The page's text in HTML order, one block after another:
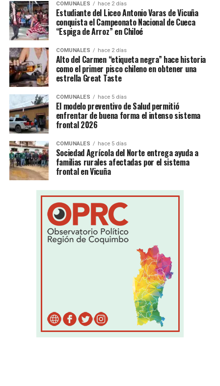
COMUNALES hace 2 días
Estudiante del Liceo Antonio Varas de Vicuña
conquista el Campeonato Nacional de Cueca
“Espiga de Arroz” en Chiloé
COMUNALES hace 2 días
Alto del Carmen “etiqueta negra” hace historia
como el primer pisco chileno en obtener una
estrella Great Taste
COMUNALES hace 5 días
El modelo preventivo de Salud permitió
enfrentar de buena forma el intenso sistema
frontal 2026
COMUNALES hace 5 días
Sociedad Agrícola del Norte entrega ayuda a
familias rurales afectadas por el sistema
frontal en Vicuña